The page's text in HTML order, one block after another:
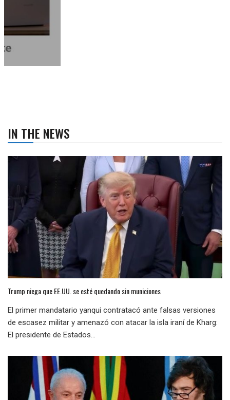
IN THE NEWS
Trump niega que EE.UU. se esté quedando sin municiones
El primer mandatario yanqui contratacó ante falsas versiones
de escasez militar y amenazó con atacar la isla iraní de Kharg:
El presidente de Estados...